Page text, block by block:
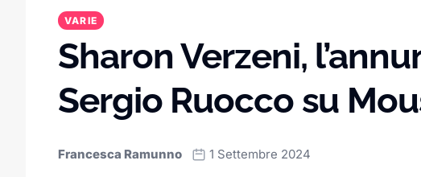
VARIE
Sharon Verzeni,
Sergio Ruocco su
Francesca Ramunno 1 Settembre 2024